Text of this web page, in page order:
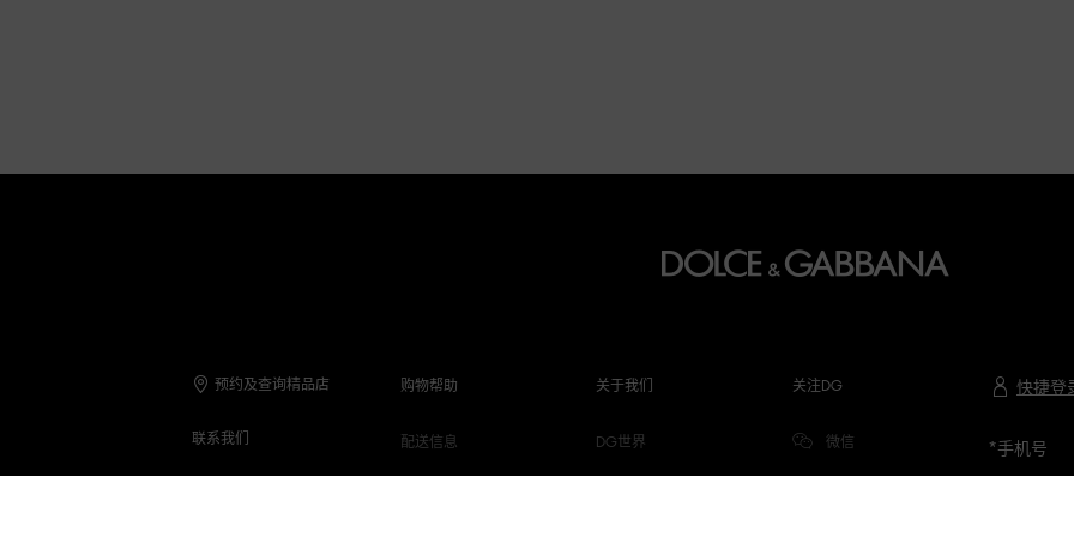
预约及查询精品店
联系我们
购物帮助
配送信息
关于我们
DG世界
关注DG
微信
快捷登
*手机号